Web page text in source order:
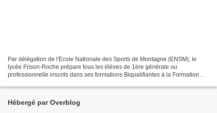
Par délégation de l'Ecole Nationale des Sports de Montagne (ENSM), le
lycée Frison-Roche prépare tous les élèves de 1ère générale ou
professionnelle inscrits dans ses formations Biqualifiantes à la Formation
Hébergé par Overblog